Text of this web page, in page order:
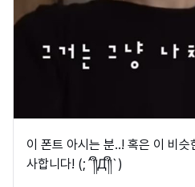
이 폰트 아시는 분..! 혹은 이 비
사합니다! (;´༎ຶД༎ຶ`)